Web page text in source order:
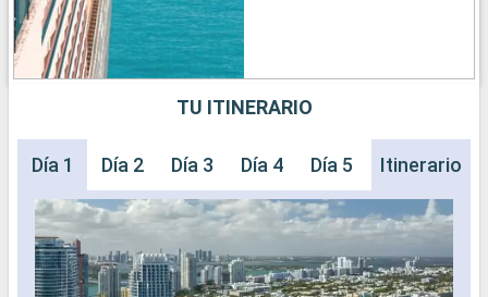
TU ITINERARIO
Día 1 Día 2 Día 3 Día 4 Día 5 Día 6 Día
Itinerario